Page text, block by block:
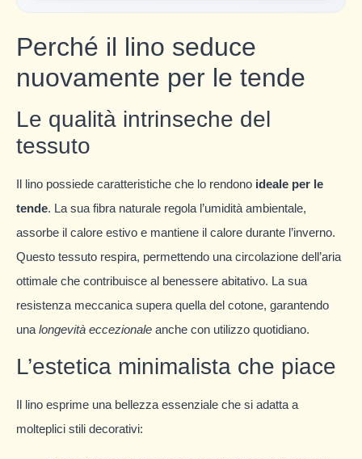
Perché il lino seduce
nuovamente per le tende
Le qualità intrinseche del
tessuto
Il lino possiede caratteristiche che lo rendono ideale per le
tende. La sua fibra naturale regola l’umidità ambientale,
assorbe il calore estivo e mantiene il calore durante l’inverno.
Questo tessuto respira, permettendo una circolazione dell’aria
ottimale che contribuisce al benessere abitativo. La sua
resistenza meccanica supera quella del cotone, garantendo
una longevità eccezionale anche con utilizzo quotidiano.
L’estetica minimalista che piace
Il lino esprime una bellezza essenziale che si adatta a
molteplici stili decorativi: